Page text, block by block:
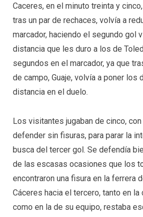
Caceres, en el minuto treinta y
tras un par de rechaces, volvía a
marcador, haciendo el segundo gol
distancia que les duro a los de
segundos en el marcador, ya que
de campo, Guaje, volvía a poner los
distancia en el duelo.
Los visitantes jugaban de cinco,
defender sin fisuras, para parar la
busca del tercer gol. Se defendía
de las escasas ocasiones que los
encontraron una fisura en la ferrera
Cáceres hacia el tercero, tanto en la
como en la de su equipo, restaba